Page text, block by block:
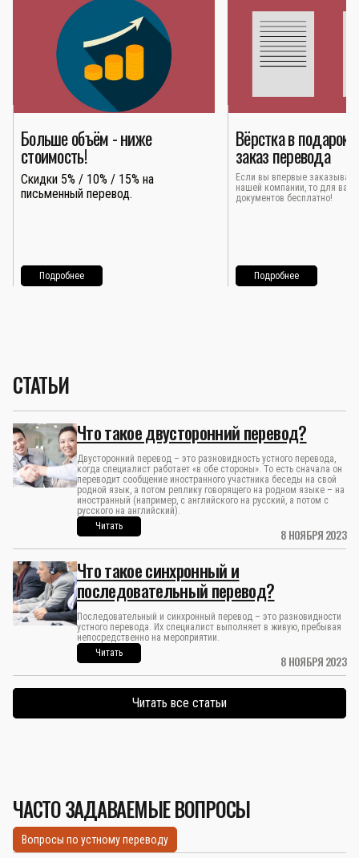
Больше объём - ниже
стоимость!
Скидки 5% / 10% / 15% на
письменный перевод.
Подробнее
Вёрстка в подарок
заказ перевода
Если вы впервые
нашей компании, то для вас
документов бесплатно!
Подробнее
СТАТЬИ
8 НОЯБРЯ 2023
Что такое двусторонний перевод?
Двусторонний перевод – это разновидность устного перевода,
когда специалист работает «в обе стороны». То есть сначала он
переводит сообщение иностранного участника беседы на свой
родной язык, а потом реплику говорящего на родном языке – на
иностранный (например, с английского на русский, а потом с
русского на английский).
Читать
8 НОЯБРЯ 2023
Что такое синхронный и
последовательный перевод?
Последовательный и синхронный перевод – это разновидности
устного перевода. Их специалист выполняет в живую, пребывая
непосредственно на мероприятии.
Читать
Читать все статьи
ЧАСТО ЗАДАВАЕМЫЕ ВОПРОСЫ
Вопросы по устному переводу